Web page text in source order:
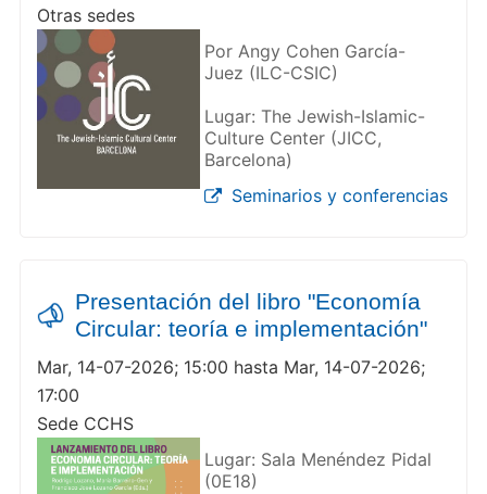
Otras sedes
Por Angy Cohen García-
Juez (ILC-CSIC)
Lugar: The Jewish-Islamic-
Culture Center (JICC,
Barcelona)
Seminarios y conferencias
Presentación del libro "Economía
Circular: teoría e implementación"
Mar, 14-07-2026; 15:00 hasta Mar, 14-07-2026;
17:00
Sede CCHS
Lugar: Sala Menéndez Pidal
(0E18)